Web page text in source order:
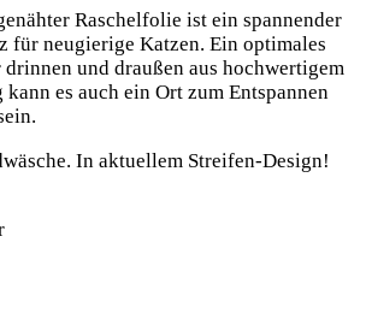
Raschelfolie ist ein spannender
für neugierige Katzen. Ein optimales
und draußen aus hochwertigem
es auch ein Ort zum Entspannen
In aktuellem Streifen-Design!